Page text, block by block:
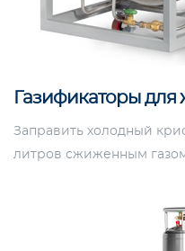
Газификаторы для
Заправить холодный
литров сжиженным